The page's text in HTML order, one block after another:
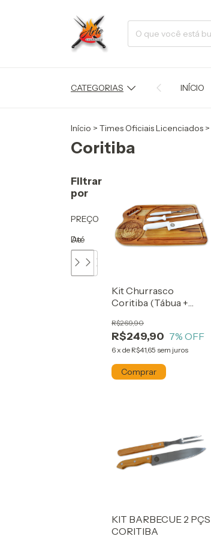
CATEGORIAS INÍCIO
Início > Times Oficiais Licenciados >
Coritiba
Filtrar
por
PREÇO
De
Até
Kit Churrasco
Coritiba (Tábua +
R$249,90
R$269,90
7% OFF
6x de R$41,65 sem juros
KIT BARBECUE 2 PÇS
CORITIBA